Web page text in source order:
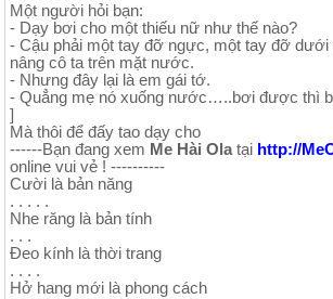
Một người hỏi bạn:
- Dạy bơi cho một thiếu nữ như thế nào?
- Cậu phải một tay đỡ ngực, một tay đỡ dưới
nâng cô ta trên mặt nước.
- Nhưng đây lại là em gái tớ.
- Quẳng mẹ nó xuống nước…..bơi được thì
]
Mà thôi để đấy tao dạy cho
------Bạn đang xem Me Hài Ola tại http://
online vui vẻ ! ----------
Cười là bản năng
. . . . .
Nhe răng là bản tính
. . .
Đeo kính là thời trang
. . . .
Hở hang mới là phong cách